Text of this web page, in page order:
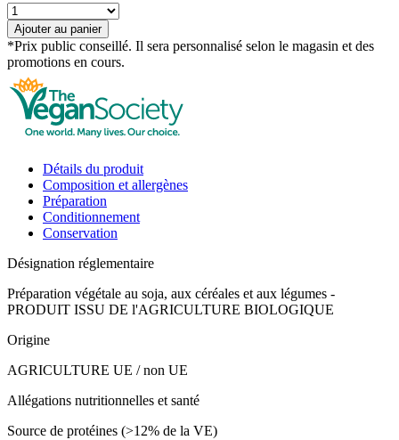
quantité
de
Végétal
burger
petits
légumes
bio
Ajouter au panier
*Prix public conseillé. Il sera personnalisé selon le magasin et des
promotions en cours.
Détails du produit
Composition et allergènes
Préparation
Conditionnement
Conservation
Désignation réglementaire
Préparation végétale au soja, aux céréales et aux légumes -
PRODUIT ISSU DE l'AGRICULTURE BIOLOGIQUE
Origine
AGRICULTURE UE / non UE
Allégations nutritionnelles et santé
Source de protéines (>12% de la VE)